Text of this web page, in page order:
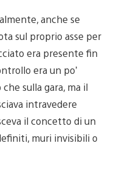
anche se
sul proprio asse per
era presente fin
era un po’
sulla gara, ma il
intravedere
il concetto di un
muri invisibili o